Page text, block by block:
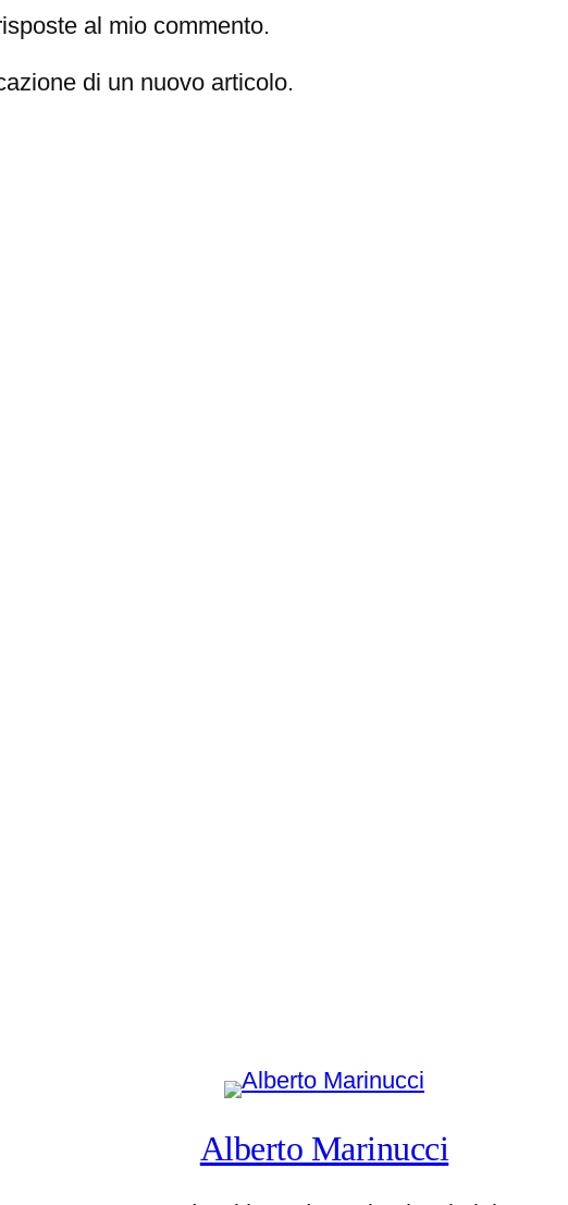
al mio commento.
di un nuovo articolo.
Alberto Marinucci